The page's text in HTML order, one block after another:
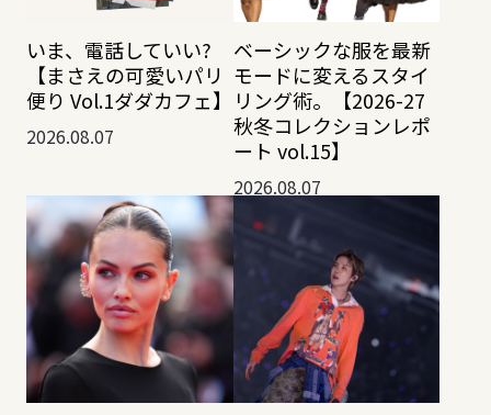
いま、電話していい?
【まさえの可愛いパリ
便り Vol.1ダダカフェ】
2026.08.07
ベーシックな服を最新
モードに変えるスタイ
リング術。【2026-27
秋冬コレクションレポ
ート vol.15】
2026.08.07